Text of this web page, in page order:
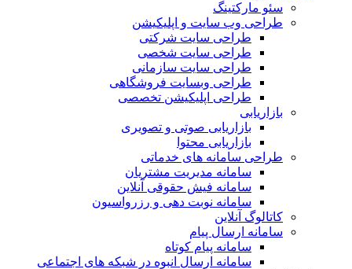
سئو مارکتینگ
طراحی وب سایت و اپلیکیشن
طراحی سایت شرکتی
طراحی سایت شخصی
طراحی سایت سازمانی
طراحی وبسایت فروشگاهی
طراحی اپلیکیشن تخصصی
بازاریابی
بازاریابی صوتی و تصویری
بازاریابی محتوا
طراحی سامانه های خدماتی
سامانه مدیریت مشتریان
سامانه فیش حقوقی آنلاین
سامانه نوبت دهی و رزرواسیون
کاتالوگ آنلاین
سامانه ارسال پیام
سامانه پیام کوتاه
سامانه ارسال انبوه در شبکه های اجتماعی